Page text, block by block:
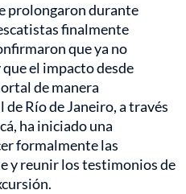
prolongaron durante
finalmente
que ya no
el impacto desde
de manera
Río de Janeiro, a través
ha iniciado una
formalmente las
y reunir los testimonios de